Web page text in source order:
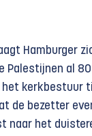
Hamburger
Palestijnen al
kerkbestuur
de bezetter
naar het